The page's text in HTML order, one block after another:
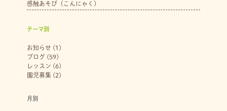
感触あそび（こんにゃく）
テーマ別
お知らせ(1)
ブログ (59)
レッスン (6)
園児募集 (2)
月別